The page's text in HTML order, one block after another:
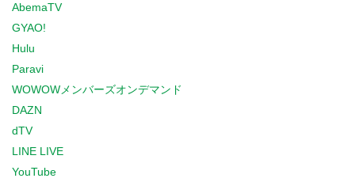
AbemaTV
GYAO!
Hulu
Paravi
WOWOWメンバーズオンデマンド
DAZN
dTV
LINE LIVE
YouTube